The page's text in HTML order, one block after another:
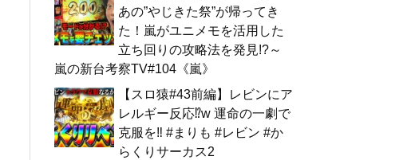
あの”やじきた祭”が帰ってき
た！嵐がユニメモを活用した
立ち回りの攻略法を発見!?～
嵐の新台考察TV#104《嵐》
【スロ猿#43前編】レビンにア
レルギー反応⁉w 運命の一劇で
克服を‼ #まりも #レビン #か
らくりサーカス2